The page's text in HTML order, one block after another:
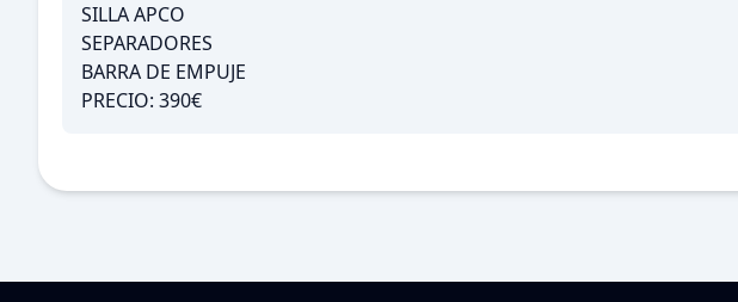
SILLA APCO
SEPARADORES
BARRA DE EMPUJE
PRECIO: 390€